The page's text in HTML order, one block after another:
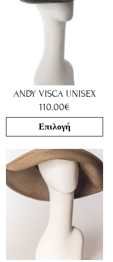
ANDY VISCA UNISEX
110.00€
Επιλογή